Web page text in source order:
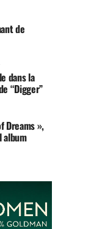
de
dans la
“Digger”
Dreams »,
album